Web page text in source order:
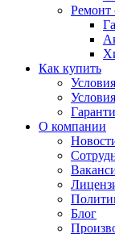
Ремонт
Как купить
О компании
Блог